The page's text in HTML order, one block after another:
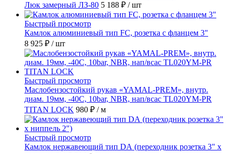
Люк замерный ЛЗ-80 5 188 ₽ / шт
Быстрый просмотр
Камлок алюминиевый тип FC, розетка с фланцем 3"
8 925 ₽ / шт
Быстрый просмотр
Маслобензостойкий рукав «YAMAL-PREM», внутр.
диам. 19мм, -40C, 10bar, NBR, нап/всас TL020YM-PR
TITAN LOCK 980 ₽ / м
Быстрый просмотр
Камлок нержавеющий тип DА (переходник розетка 3" х